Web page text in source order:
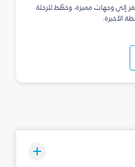
إلى وجهات مميزة، وخطّط للرحلة
الأخيرة.